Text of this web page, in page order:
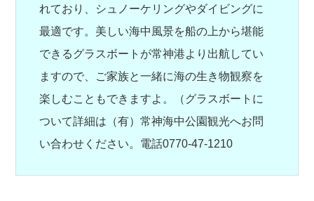
れており、シュノーケリングやダイビングに
最適です。美しい海中風景を船の上から堪能
できるグラスボートが常神港より出航してい
ますので、ご家族と一緒に海の生き物観察を
楽しむこともできますよ。（グラスボートに
ついて詳細は（有）常神海中公園観光へお問
い合わせください。電話0770-47-1210